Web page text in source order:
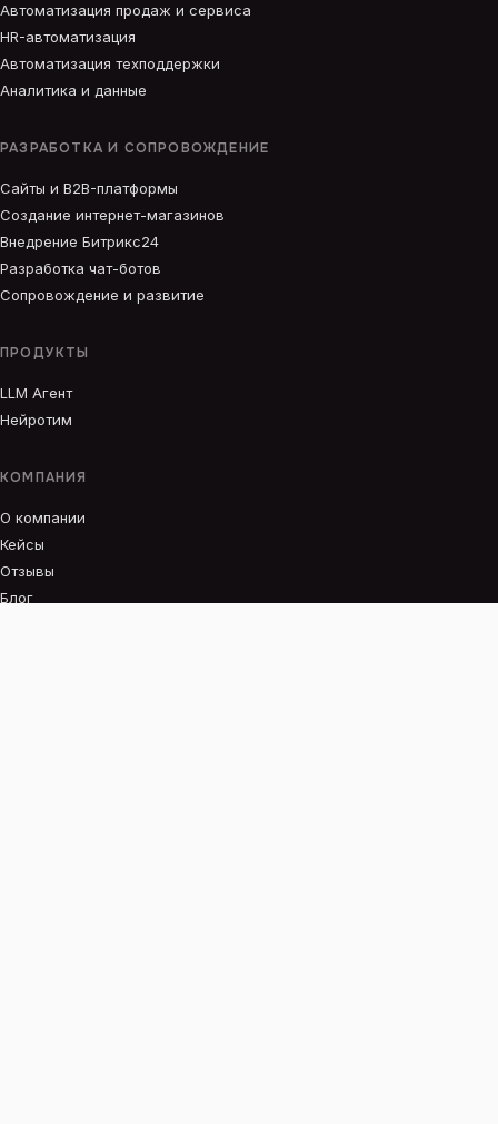
Автоматизация продаж и сервиса
HR-автоматизация
Автоматизация техподдержки
Аналитика и данные
РАЗРАБОТКА И СОПРОВОЖДЕНИЕ
Сайты и B2B-платформы
Создание интернет-магазинов
Внедрение Битрикс24
Разработка чат-ботов
Сопровождение и развитие
ПРОДУКТЫ
LLM Агент
Нейротим
КОМПАНИЯ
О компании
Кейсы
Отзывы
Блог